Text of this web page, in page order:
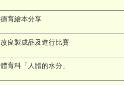
德育繪本分享
改良製成品及進行比賽
體育科「人體的水分」